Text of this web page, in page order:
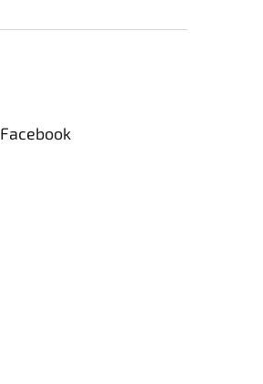
Facebook